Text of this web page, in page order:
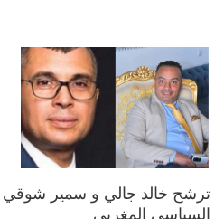
ترشح خالد جالي و سمير شوقي :
السياسي المغربي